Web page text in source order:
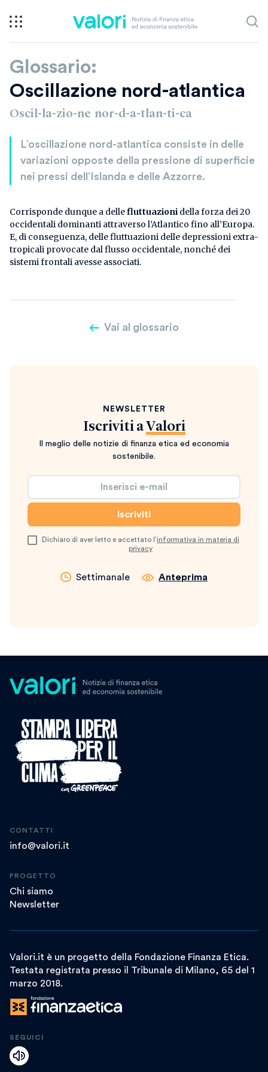
Glossario:
Oscillazione nord-atlantica
Oscil-la-zio-ne nor-d-a-tlan-ti-ca
L’oscillazione nord-atlantica consiste in delle
variazioni opposte della pressione di superficie
nei pressi dell’Islanda e delle Azzorre.
Corrisponde dunque a dellefluttuazioni della forza dei 20
occidentali dominanti attraverso l’Atlantico fino all’Europa.
E, di conseguenza, delle fluttuazioni delle depressioni extra-
tropicali provocate dal flusso occidentale, nonché dei
sistemi frontali avesse associati.
Vai al glossario
NEWSLETTER
Iscriviti a Valori
Il meglio delle notizie di finanza etica ed economia
sostenibile.
Dichiaro di aver letto e accettato l’informativa in materia di
privacy
Settimanale Anteprima
CONTATTI
info@valori.it
PROGETTO
Chi siamo
Newsletter
Valori.it è un progetto della Fondazione Finanza Etica.
Testata registrata presso il Tribunale di Milano, 65 del 1
marzo 2018.
SEGUICI